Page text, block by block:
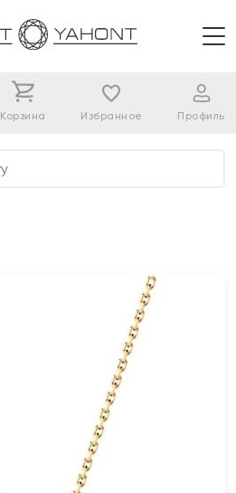
Корзина Избранное Профиль